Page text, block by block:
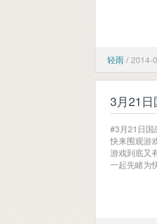
轻雨 / 2014-
3月21
#3月21日国
快来围观游
游戏到底又
一起先睹为